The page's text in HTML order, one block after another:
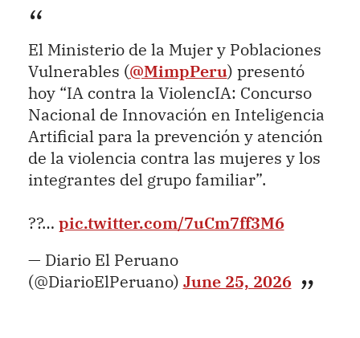
El Ministerio de la Mujer y Poblaciones
Vulnerables (@MimpPeru) presentó
hoy “IA contra la ViolencIA: Concurso
Nacional de Innovación en Inteligencia
Artificial para la prevención y atención
de la violencia contra las mujeres y los
integrantes del grupo familiar”.
??… pic.twitter.com/7uCm7ff3M6
— Diario El Peruano
(@DiarioElPeruano) June 25, 2026